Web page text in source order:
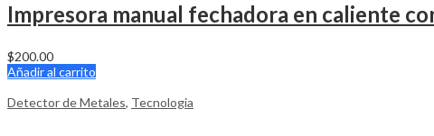
Impresora manual fechadora en caliente
$200.00
Añadir al carrito
Detector de Metales, Tecnologia